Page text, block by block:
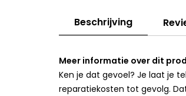
Beschrijving
Meer informatie over dit
Ken je dat gevoel? Je laat je
reparatiekosten tot gevolg.